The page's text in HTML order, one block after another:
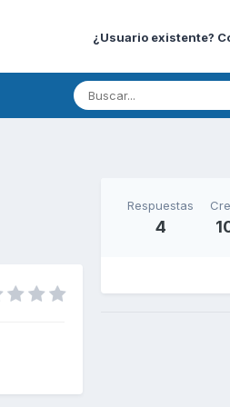
¿Usuario existente?
Respuestas
4